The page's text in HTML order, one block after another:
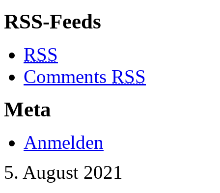
RSS-Feeds
RSS
Comments RSS
Meta
Anmelden
5. August 2021